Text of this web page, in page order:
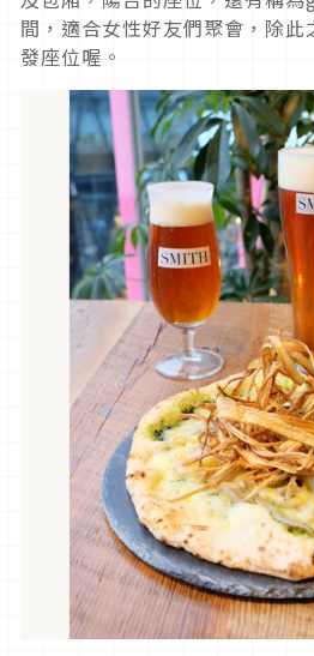
間，適合女性好友們聚會，除
發座位喔。